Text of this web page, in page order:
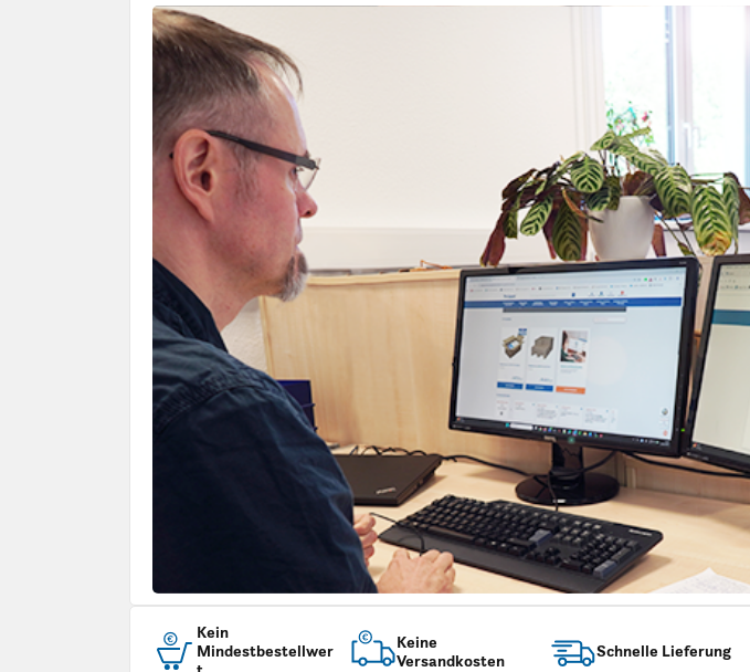
Kein
Mindestbestellwer
Keine
Versandkosten
Schnelle Lieferung